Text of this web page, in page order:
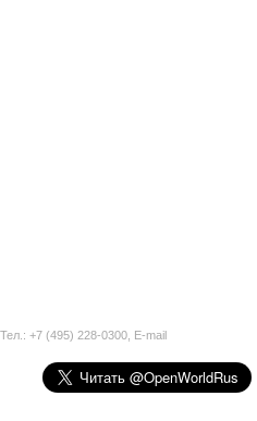
Тел.: +7 (495) 228-0300, E-mail